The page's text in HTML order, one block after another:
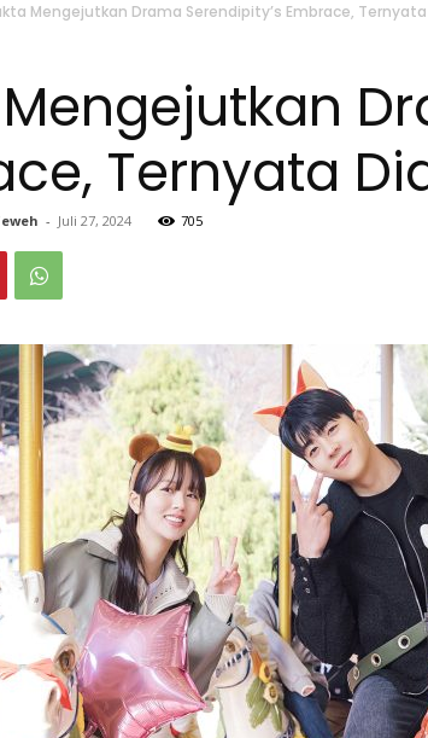
Mengejutkan Drama Serendipity’s Embrace,
Ternyata
- Juli 27, 2024 705